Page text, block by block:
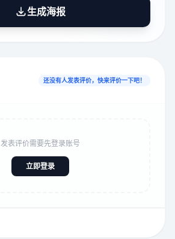
生成海报
还没有人发表评价，快来评价一下吧！
发表评价需要先登录账号
立即登录